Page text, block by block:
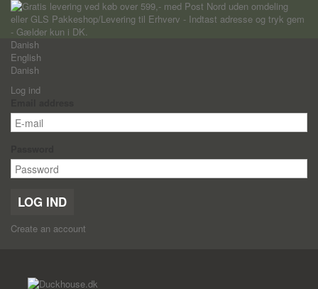
Danish
English
Danish
Log ind
LOG IND
Create an account